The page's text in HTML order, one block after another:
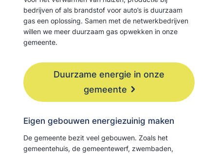
bedrijven of als brandstof voor auto’s is duurzaam
gas een oplossing. Samen met de netwerkbedrijven
willen we meer duurzaam gas opwekken in onze
gemeente.
Duurzame energie in onze
gemeente
Eigen gebouwen energiezuinig maken
De gemeente bezit veel gebouwen. Zoals het
gemeentehuis, de gemeentewerf, zwembaden,